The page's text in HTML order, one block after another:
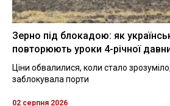
Зерно під блокадою: як
повторюють уроки 4-річної
Ціни обвалилися, коли стало
заблокувала порти
02 серпня 2026